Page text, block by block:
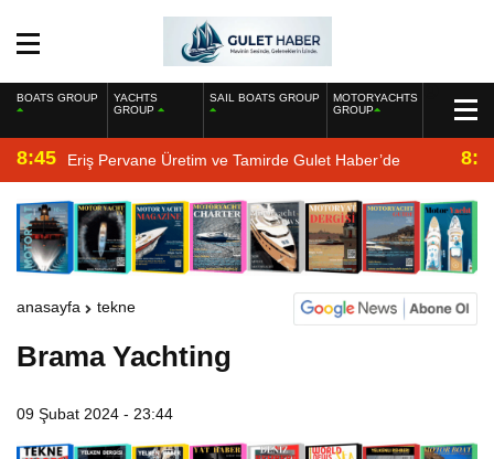
BOATS GROUP
YACHTS
GROUP
SAIL BOATS GROUP
MOTORYACHTS
GROUP
8:45 Eriş Pervane Üretim ve Tamirde Gulet Haber’de
anasayfa tekne
Brama Yachting
09 Şubat 2024 - 23:44